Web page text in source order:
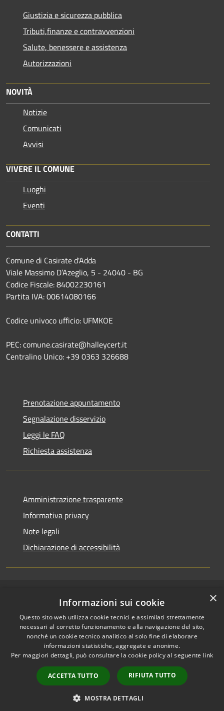
Giustizia e sicurezza pubblica
Tributi,finanze e contravvenzioni
Salute, benessere e assistenza
Autorizzazioni
NOVITÀ
Notizie
Comunicati
Avvisi
VIVERE IL COMUNE
Luoghi
Eventi
CONTATTI
Comune di Casirate d'Adda
Viale Massimo D’Azeglio, 5 - 24040 - BG
Codice Fiscale: 84002230161
Partita IVA: 00614080166
Codice univoco ufficio: UFMKOE
PEC: comune.casirate@halleycert.it
Centralino Unico: +39 0363 326688
Prenotazione appuntamento
Segnalazione disservizio
Leggi le FAQ
Richiesta assistenza
Amministrazione trasparente
Informativa privacy
Note legali
Dichiarazione di accessibilità
Privacy
Cookie
Mappa del sito
Permessi web -
dipendenti
Permessi web -
Copyright © 2026 • Comune di
Casirate d'Adda • Powered by
Municipium•Accesso
redazione
×
Informazioni sui cookie
Questo sito web utilizza cookie tecnici e assimilati strettamente
necessari al corretto funzionamento e alla navigazione del sito,
nonché un cookie tecnico analitico al solo fine di elaborare
informazioni statistiche, aggregate e anonime.
Per maggiori dettagli, può consultare la cookie policy al seguente link
ACCETTA TUTTO RIFIUTA TUTTO
MOSTRA DETTAGLI